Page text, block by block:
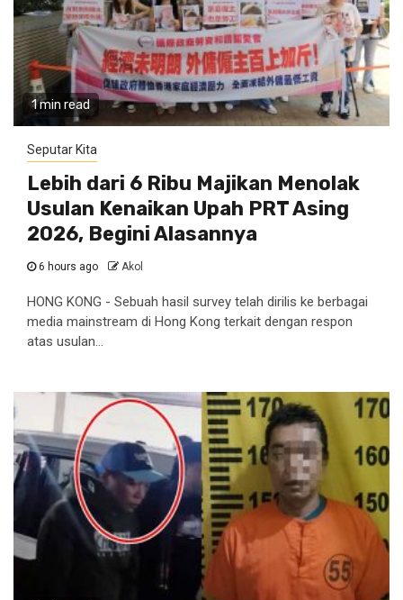
1 min read
Seputar Kita
Lebih dari 6 Ribu Majikan Menolak
Usulan Kenaikan Upah PRT Asing
2026, Begini Alasannya
6 hours ago Akol
HONG KONG - Sebuah hasil survey telah dirilis ke berbagai
media mainstream di Hong Kong terkait dengan respon
atas usulan...